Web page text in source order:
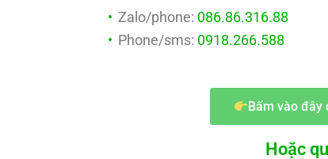
Zalo/phone: 086.86.316.88
Phone/sms: 0918.266.588
Bấm vào
Hoặc